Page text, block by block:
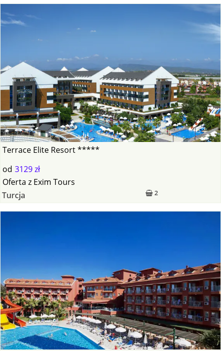
Terrace Elite Resort *****
od 3129 zł
2
Oferta z Exim Tours
Turcja